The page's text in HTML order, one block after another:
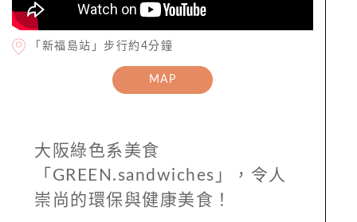
「新福島站」步行約4分鐘
MAP
大阪綠色系美食
「GREEN.sandwiches」，令人
崇尚的環保與健康美食！